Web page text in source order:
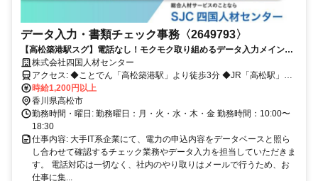
データ入力・書類チェック事務〈2649793〉
【高松築港駅スグ】電話なし！モクモク取り組めるデータ入力メインの
事務♪未経験OK！スピードより正確さ重視の環境で、事務デビューしま
せんか？
株式会社四国人材センター
アクセス: ◆ことでん「高松築港駅」より徒歩3分 ◆JR「高松駅」よ
り徒歩5分 ◆自転車通勤OK！車通勤の場合は駐車場自己手配となり
ます。
時給1,200円以上
香川県高松市
勤務時間・曜日: 勤務曜日：月・火・水・木・金 勤務時間：10:00〜
18:30
仕事内容: 大手IT系企業にて、電力の申込内容をデータベースと照ら
し合わせて確認するチェック業務やデータ入力を担当していただきま
す。 電話対応は一切なく、社内のやり取りはメールで行うため、お
仕事に集...